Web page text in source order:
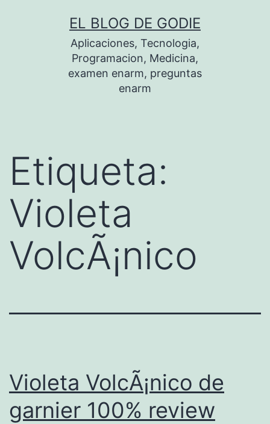
EL BLOG DE GODIE
Aplicaciones, Tecnologia,
Programacion, Medicina,
examen enarm, preguntas
enarm
Etiqueta:
Violeta
VolcÃ¡nico
Violeta VolcÃ¡nico de
garnier 100% review